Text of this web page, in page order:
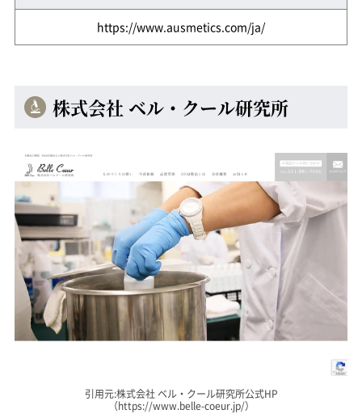
https://www.ausmetics.com/ja/
株式会社 ベル・クール研究所
引用元:株式会社 ベル・クール研究所公式HP
（https://www.belle-coeur.jp/）